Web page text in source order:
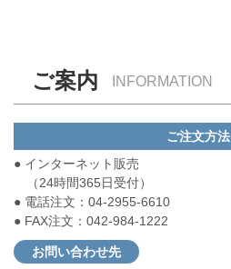
ご案内 INFORMATION
ご注文方法
● インターネット販売
（24時間365日受付）
● 電話注文：04-2955-6610
● FAX注文：042-984-1222
お問い合わせ先